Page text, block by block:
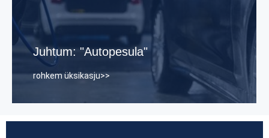
Juhtum: "Autopesula"
rohkem üksikasju>>
ületundide ja konfliktide vähendamine.